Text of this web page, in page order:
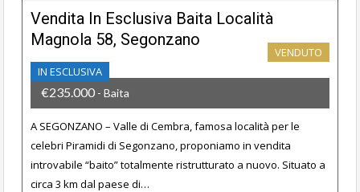
Vendita In Esclusiva Baita Località
Magnola 58, Segonzano
IN ESCLUSIVA
VENDUTO
€235.000 - Baita
A SEGONZANO – Valle di Cembra, famosa località per le
celebri Piramidi di Segonzano, proponiamo in vendita
introvabile “baito” totalmente ristrutturato a nuovo. Situato a
circa 3 km dal paese di…